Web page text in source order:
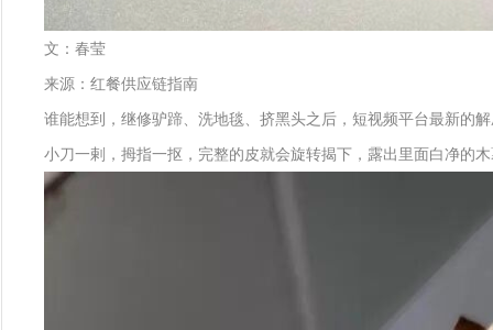
文：春莹
来源：红餐供应链指南
谁能想到，继修驴蹄、洗地毯、挤黑头之后，短视频平台最新的
小刀一剌，拇指一抠，完整的皮就会旋转揭下，露出里面白净的